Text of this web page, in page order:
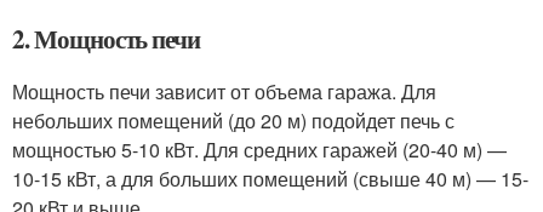
2. Мощность печи
Мощность печи зависит от объема гаража. Для
небольших помещений (до 20 м) подойдет печь с
мощностью 5-10 кВт. Для средних гаражей (20-40 м) —
10-15 кВт, а для больших помещений (свыше 40 м) — 15-